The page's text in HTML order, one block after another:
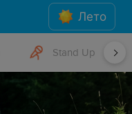
Лето
Stand Up